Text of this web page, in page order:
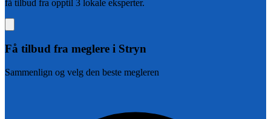
få tilbud fra opptil 3 lokale eksperter.
Få tilbud fra meglere i Stryn
Sammenlign og velg den beste megleren